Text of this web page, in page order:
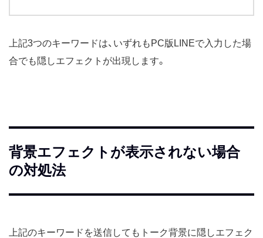
上記3つのキーワードは、いずれもPC版LINEで入力した場
合でも隠しエフェクトが出現します。
背景エフェクトが表示されない場合
の対処法
上記のキーワードを送信してもトーク背景に隠しエフェク